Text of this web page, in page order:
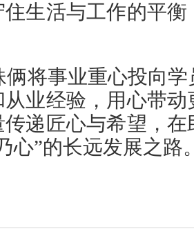
住生活与工作的平
俩将事业重心投向
业经验，用心带
传递匠心与希望，
心”的长远发展之路